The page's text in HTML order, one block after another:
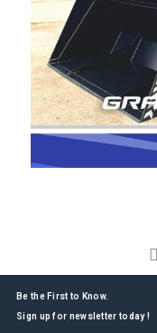
Be the First to Know.
Sign up for newsletter today !